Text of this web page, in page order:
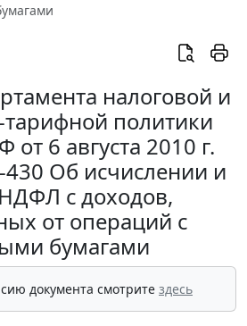
налоговой и
политики
6 августа 2010 г.
Об исчислении и
с доходов,
от операций с
бумагами
документа смотрите здесь